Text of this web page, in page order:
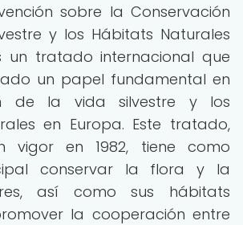
sobre la Conservación
y los Hábitats Naturales
un tratado internacional que
un papel fundamental en
de la vida silvestre y los
en Europa. Este tratado,
vigor en 1982, tiene como
conservar la flora y la
así como sus hábitats
la cooperación entre